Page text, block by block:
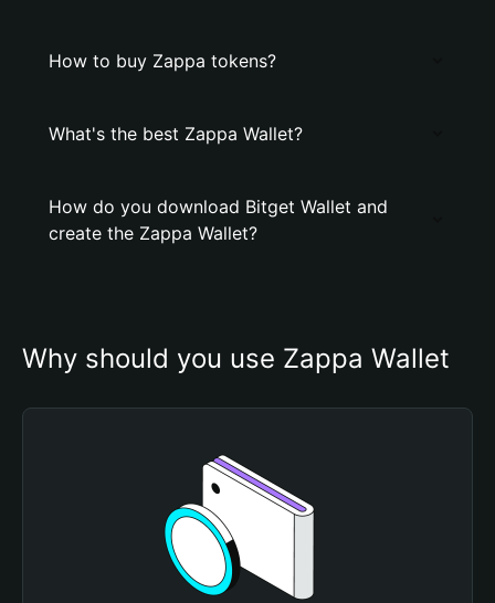
How to buy Zappa tokens?
What's the best Zappa Wallet?
How do you download Bitget Wallet and
create the Zappa Wallet?
Why should you use Zappa Wallet